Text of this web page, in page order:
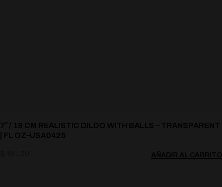
7″ / 19 CM REALISTIC DILDO WITH BALLS – TRANSPARENT
| FL OZ–USA0425
AÑADIR AL CARRITO